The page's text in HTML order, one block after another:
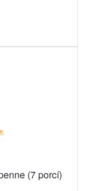
(7 porcí)